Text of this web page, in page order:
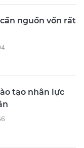
nguồn vốn rất
tạo nhân lực